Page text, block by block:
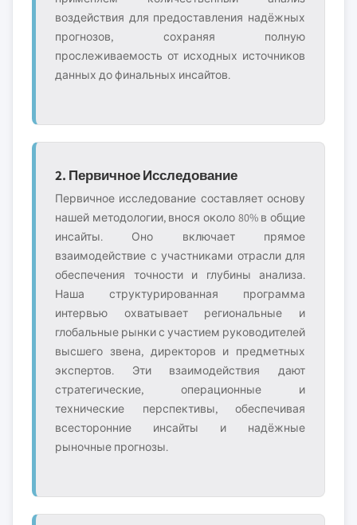
воздействия для предоставления надёжных
прогнозов, сохраняя полную
прослеживаемость от исходных источников
данных до финальных инсайтов.
2. Первичное Исследование
Первичное исследование составляет основу
нашей методологии, внося около 80% в общие
инсайты. Оно включает прямое
взаимодействие с участниками отрасли для
обеспечения точности и глубины анализа.
Наша структурированная программа
интервью охватывает региональные и
глобальные рынки с участием руководителей
высшего звена, директоров и предметных
экспертов. Эти взаимодействия дают
стратегические, операционные и
технические перспективы, обеспечивая
всесторонние инсайты и надёжные
рыночные прогнозы.